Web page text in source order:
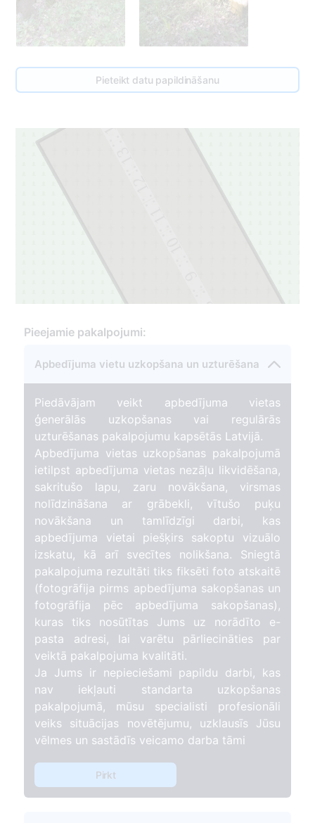
Pieteikt datu papildināšanu
8
14
Pieejamie pakalpojumi:
Apbedījuma vietu uzkopšana un uzturēšana
Piedāvājam veikt apbedījuma vietas
ģenerālās uzkopšanas vai regulārās
uzturēšanas pakalpojumu kapsētās Latvijā.
Apbedījuma vietas uzkopšanas pakalpojumā
ietilpst apbedījuma vietas nezāļu likvidēšana,
sakritušo lapu, zaru novākšana, virsmas
nolīdzināšana ar grābekli, vītušo puķu
novākšana un tamlīdzīgi darbi, kas
apbedījuma vietai piešķirs sakoptu vizuālo
izskatu, kā arī svecītes nolikšana. Sniegtā
pakalpojuma rezultāti tiks fiksēti foto atskaitē
(fotogrāfija pirms apbedījuma sakopšanas un
fotogrāfija pēc apbedījuma sakopšanas),
kuras tiks nosūtītas Jums uz norādīto e-
pasta adresi, lai varētu pārliecināties par
veiktā pakalpojuma kvalitāti.
Ja Jums ir nepieciešami papildu darbi, kas
nav iekļauti standarta uzkopšanas
pakalpojumā, mūsu specialisti profesionāli
veiks situācijas novētējumu, uzklausīs Jūsu
vēlmes un sastādīs veicamo darba tāmi
Pirkt